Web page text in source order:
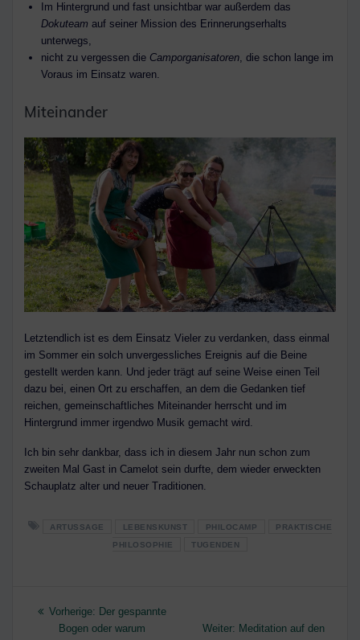
Im Hintergrund und fast unsichtbar war außerdem das
Dokuteam auf seiner Mission des Erinnerungserhalts
unterwegs,
nicht zu vergessen die Camporganisatoren, die schon lange im
Voraus im Einsatz waren.
Miteinander
Letztendlich ist es dem Einsatz Vieler zu verdanken, dass einmal
im Sommer ein solch unvergessliches Ereignis auf die Beine
gestellt werden kann. Und jeder trägt auf seine Weise einen Teil
dazu bei, einen Ort zu erschaffen, an dem die Gedanken tief
reichen, gemeinschaftliches Miteinander herrscht und im
Hintergrund immer irgendwo Musik gemacht wird.
Ich bin sehr dankbar, dass ich in diesem Jahr nun schon zum
zweiten Mal Gast in Camelot sein durfte, dem wieder erweckten
Schauplatz alter und neuer Traditionen.
ARTUSSAGE LEBENSKUNST PHILOCAMP
PRAKTISCHE
PHILOSOPHIE
TUGENDEN
Beitragsnavigation
Vorherige: Vorheriger
Beitrag:
Der gespannte
Bogen oder warum
Weiter: Nächster
Meditation auf den